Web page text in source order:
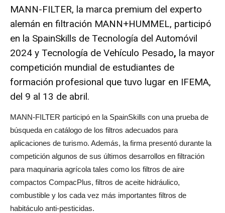
MANN-FILTER, la marca premium del experto
alemán en filtración MANN+HUMMEL, participó
en la SpainSkills de Tecnología del Automóvil
2024 y Tecnología de Vehículo Pesado, la mayor
competición mundial de estudiantes de
formación profesional que tuvo lugar en IFEMA,
del 9 al 13 de abril.
MANN-FILTER participó en la SpainSkills con una prueba de
búsqueda en catálogo de los filtros adecuados para
aplicaciones de turismo. Además, la firma presentó durante la
competición algunos de sus últimos desarrollos en filtración
para maquinaria agrícola tales como los filtros de aire
compactos CompacPlus, filtros de aceite hidráulico,
combustible y los cada vez más importantes filtros de
habitáculo anti-pesticidas.